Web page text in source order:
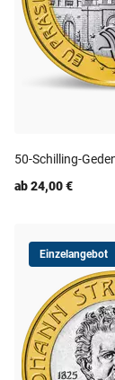
50-Schilling-
ab 24,00 €
Einzelangebot